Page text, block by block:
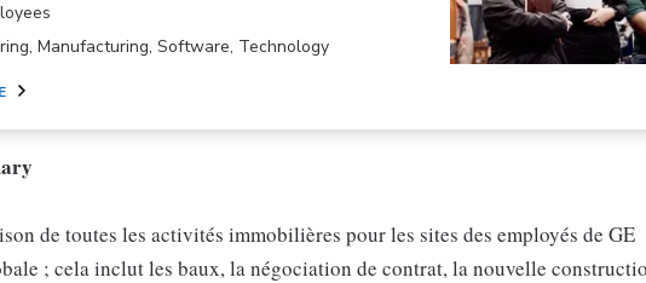
Manufacturing, Software, Technology
de toutes les activités immobilières pour les sites des employés de GE
; cela inclut les baux, la négociation de contrat, la nouvelle